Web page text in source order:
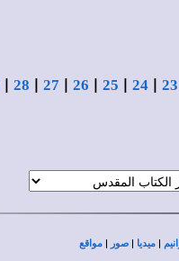
23
|
24
|
25
|
26
|
27
|
28
|
|ميديا |صور |مواقع